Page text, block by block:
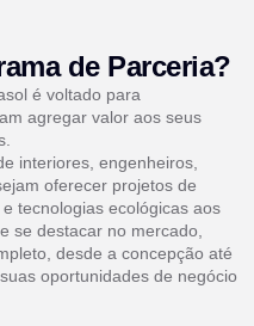
de Parceria?
é voltado para
agregar valor aos seus
interiores, engenheiros,
oferecer projetos de
tecnologias ecológicas aos
se destacar no mercado,
desde a concepção até
oportunidades de negócio